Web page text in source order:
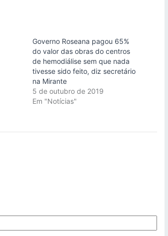
Governo Roseana pagou 65%
do valor das obras do centros
de hemodiálise sem que nada
tivesse sido feito, diz secretário
na Mirante
5 de outubro de 2019
Em "Notícias"